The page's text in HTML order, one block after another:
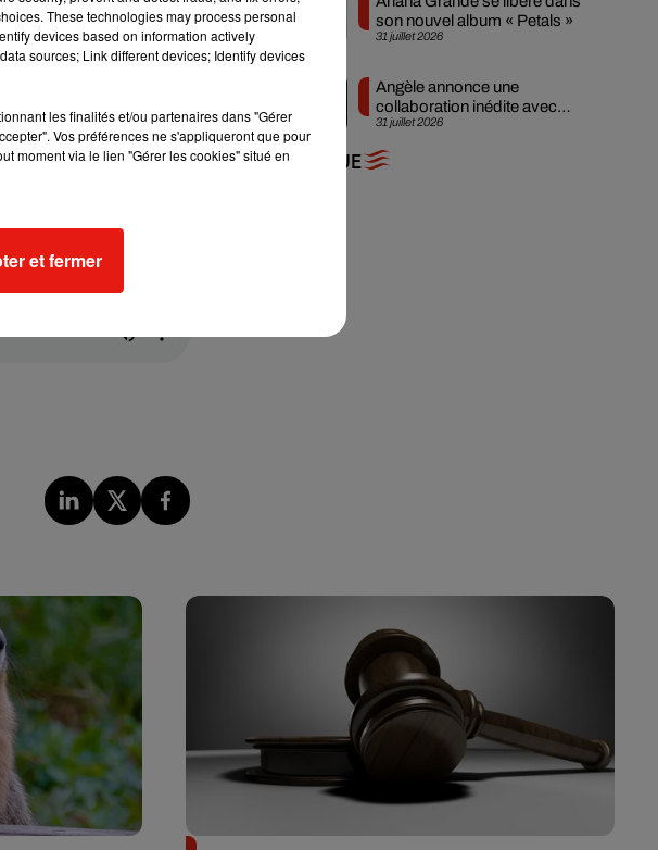
:
31 juillet 2026
son nouvel album « Petals »
31 juillet 2026
Angèle annonce une
collaboration inédite avec
Amelie Lens
+ DE MUSIQUE
These technologies may process personal
devices based on information actively
sources; Link different devices; Identify devices
les finalités et/ou partenaires dans "Gérer
Vos préférences ne s'appliqueront que pour
moment via le lien "Gérer les cookies" situé en
et fermer